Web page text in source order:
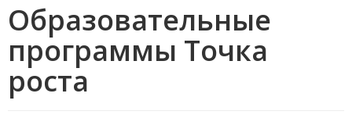
Образовательные
программы Точка
роста